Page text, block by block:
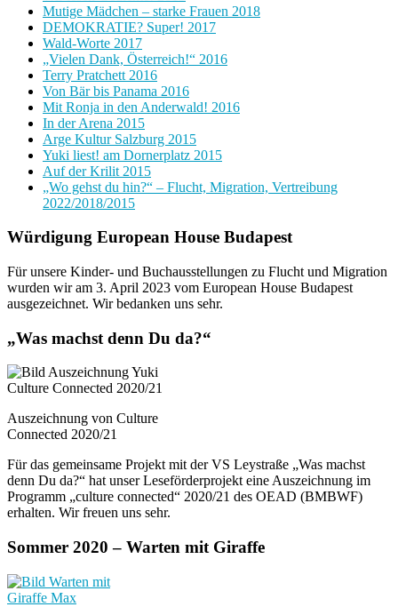
Mutige Mädchen – starke Frauen 2018
DEMOKRATIE? Super! 2017
Wald-Worte 2017
„Vielen Dank, Österreich!“ 2016
Terry Pratchett 2016
Von Bär bis Panama 2016
Mit Ronja in den Anderwald! 2016
In der Arena 2015
Arge Kultur Salzburg 2015
Yuki liest! am Dornerplatz 2015
Auf der Krilit 2015
„Wo gehst du hin?“ – Flucht, Migration, Vertreibung
2022/2018/2015
Würdigung European House Budapest
Für unsere Kinder- und Buchausstellungen zu Flucht und Migration
wurden wir am 3. April 2023 vom European House Budapest
ausgezeichnet. Wir bedanken uns sehr.
„Was machst denn Du da?“
Auszeichnung von Culture
Connected 2020/21
Für das gemeinsame Projekt mit der VS Leystraße „Was machst
denn Du da?“ hat unser Leseförderprojekt eine Auszeichnung im
Programm „culture connected“ 2020/21 des OEAD (BMBWF)
erhalten. Wir freuen uns sehr.
Sommer 2020 – Warten mit Giraffe